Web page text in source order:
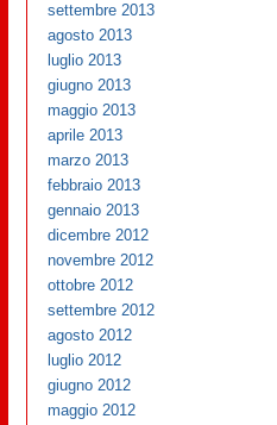
settembre 2013
agosto 2013
luglio 2013
giugno 2013
maggio 2013
aprile 2013
marzo 2013
febbraio 2013
gennaio 2013
dicembre 2012
novembre 2012
ottobre 2012
settembre 2012
agosto 2012
luglio 2012
giugno 2012
maggio 2012